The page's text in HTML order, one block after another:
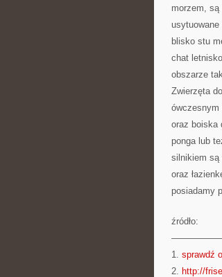
morzem,
blisko stu
chat
obszarze
Zwierzęta
ówczesnym
oraz boiska
ponga lub
silnikiem są
oraz
posiadamy
źródło:
1. sprawdź
2. http://